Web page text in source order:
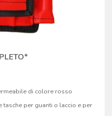
di colore rosso
per guanti o laccio e per